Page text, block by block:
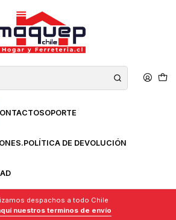
SOPORTE
POLÍTICA DE DEVOLUCIÓN
despachos a todo Chile
nuestros terminos de envío